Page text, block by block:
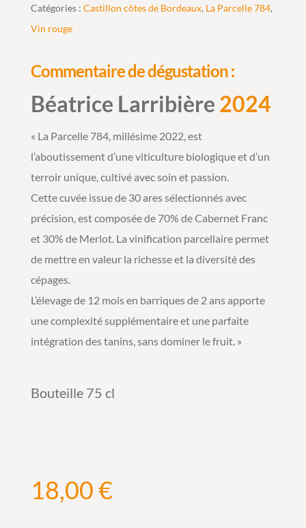
Catégories : Castillon côtes de Bordeaux, La Parcelle 784,
Vin rouge
Commentaire de dégustation :
Béatrice Larribière 2024
« La Parcelle 784, millésime 2022, est
l’aboutissement d’une viticulture biologique et d’un
terroir unique, cultivé avec soin et passion.
Cette cuvée issue de 30 ares sélectionnés avec
précision, est composée de 70% de Cabernet Franc
et 30% de Merlot. La vinification parcellaire permet
de mettre en valeur la richesse et la diversité des
cépages.
L’élevage de 12 mois en barriques de 2 ans apporte
une complexité supplémentaire et une parfaite
intégration des tanins, sans dominer le fruit. »
Bouteille 75 cl
18,00€